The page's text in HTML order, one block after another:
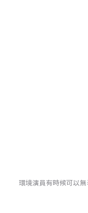
環境演員有時候可以